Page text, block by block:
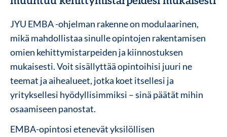
JYU EMBA -ohjelman rakenne on modulaarinen,
mikä mahdollistaa sinulle opintojen rakentamisen
omien kehittymistarpeiden ja kiinnostuksen
mukaisesti. Voit sisällyttää opintoihisi juuri ne
teemat ja aihealueet, jotka koet itsellesi ja
yrityksellesi hyödyllisimmiksi – sinä päätät mihin
osaamiseen panostat.
EMBA-opintosi etenevät yksilöllisen